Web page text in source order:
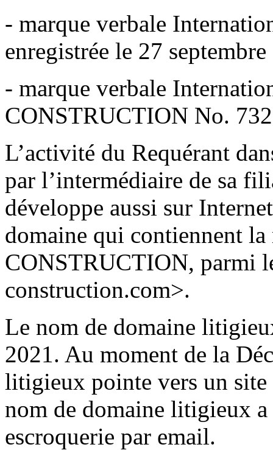
- marque verbale
enregistrée le 27
- marque verbale
CONSTRUCTION No.
L’activité du Requérant
par l’intermédiaire de sa
développe aussi sur
domaine qui contiennent
CONSTRUCTION, parmi
construction.com>.
Le nom de domaine
2021. Au moment de la
litigieux pointe vers un
nom de domaine litigieux a
escroquerie par email.